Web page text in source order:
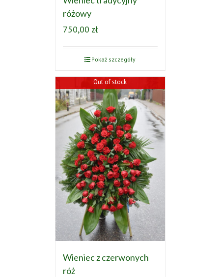
różowy
750,00 zł
Pokaż szczegóły
Out of stock
Wieniec z czerwonych
róż